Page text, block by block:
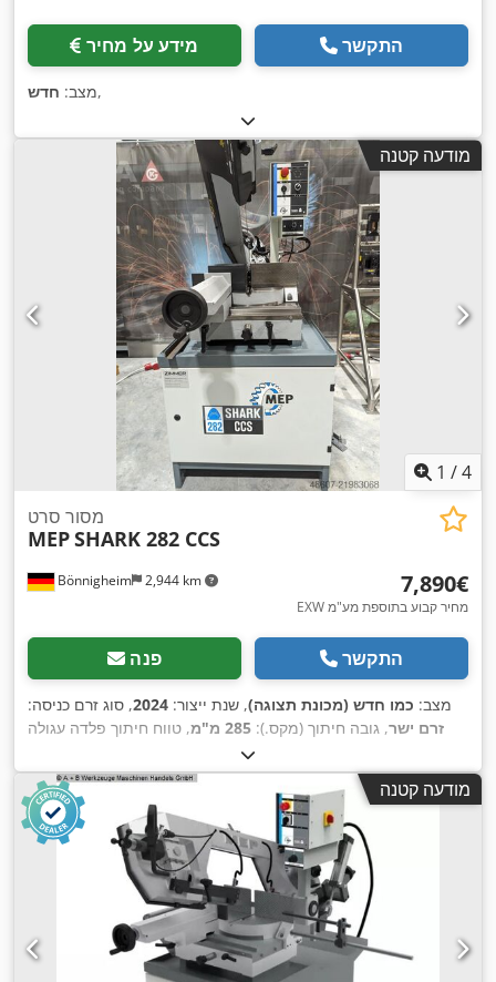
מידע על מחיר התקשר
מצב: חדש ,
מודעה קטנה
1 /4
Bönnigheim 2,944 km
מסור סרט
MEPSHARK 282 CCS
‏7,890 ‏€
EXW מחיר קבוע בתוספת מע"מ
פנה התקשר
מצב: כמו חדש (מכונת תצוגה), שנת ייצור: 2024, סוג זרם כניסה:
זרם ישר, גובה חיתוך (מקס.): 285 מ"מ
, טווח חיתוך פלדה עגולה
, טווח חיתוך פלדה עגולה ב-90°:
להב מסור סרט:2,950 מ"מ , רוחב סרט המסור:27 מ"מ ,
מודעה קטנה